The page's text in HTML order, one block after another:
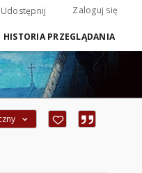
Udostępnij Zaloguj się
HISTORIA PRZEGLĄDANIA